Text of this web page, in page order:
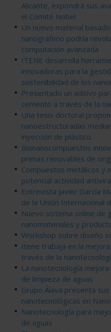
Alicante, expondrá sus
el Comité Nobel
Un nuevo material
nanografeno podría
computación avanzada
ITENE desarrolla
innovadoras para la
sostenibilidad de los
Presentado un aditivo
cemento a través de la
Una tesis doctoral
nanoestructuradas
inyección de plástico
Bionanocompuestos
primas renovables de
Compuestos metálicos y
potencial actividad
Entrevista Javier García
de la Unión Internacional
Nuevo sistema online de
nanomateriales y
Workshop sobre diseño
Itene trabaja en la
través de la
La nanotecnología
de limpieza de aguas
Grupo Álava presenta
nanotecnológicas en
Nanotecnología para
de aguas